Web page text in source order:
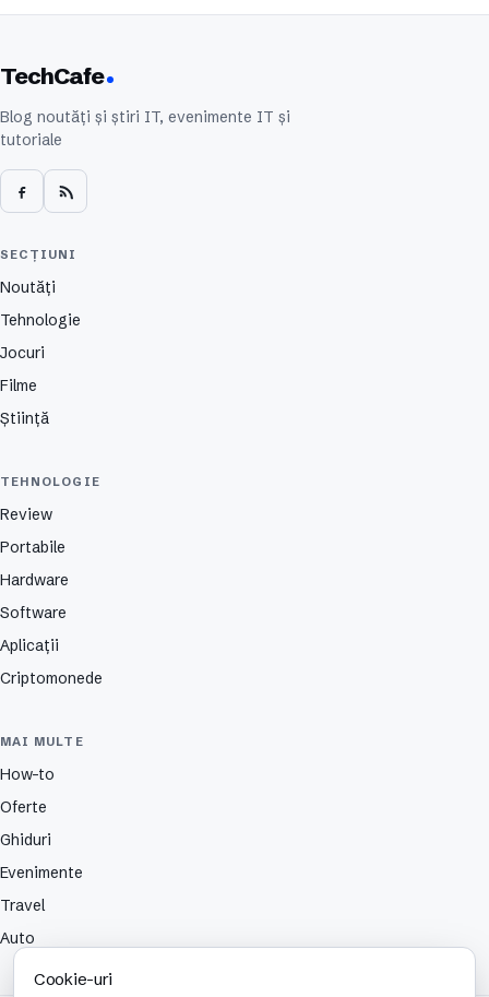
TechCafe
Blog noutăți și știri IT, evenimente IT și
tutoriale
SECȚIUNI
Noutăți
Tehnologie
Jocuri
Filme
Știință
TEHNOLOGIE
Review
Portabile
Hardware
Software
Aplicații
Criptomonede
MAI MULTE
How-to
Oferte
Ghiduri
Evenimente
Travel
Auto
Cookie-uri